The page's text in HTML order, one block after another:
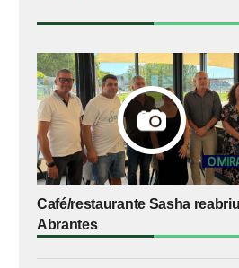
Café/restaurante Sasha
Abrantes